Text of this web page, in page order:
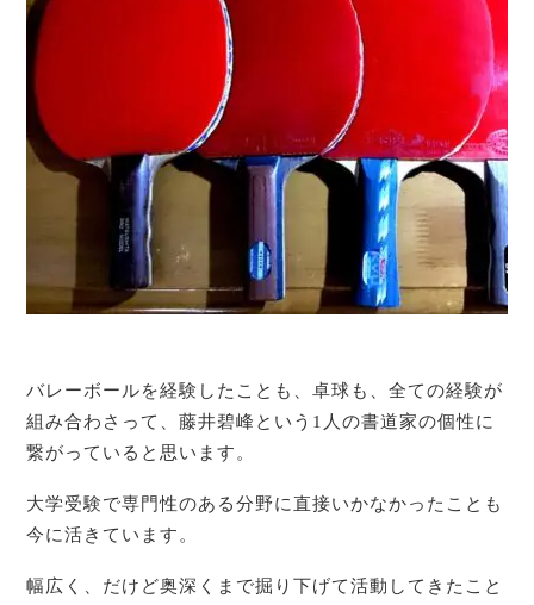
バレーボールを経験したことも、卓球も、全ての経験が
組み合わさって、藤井碧峰という1人の書道家の個性に
繋がっていると思います。
大学受験で専門性のある分野に直接いかなかったことも
今に活きています。
幅広く、だけど奥深くまで掘り下げて活動してきたこと